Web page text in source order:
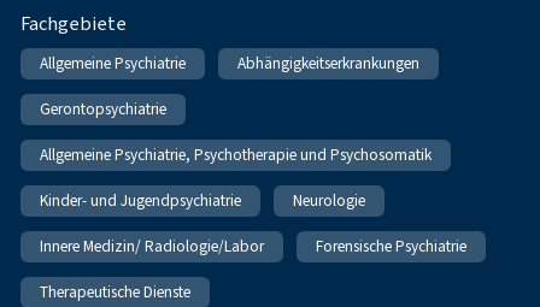
Fachgebiete
Allgemeine Psychiatrie Abhängigkeitserkrankungen
Gerontopsychiatrie
Allgemeine Psychiatrie, Psychotherapie und Psychosomatik
Kinder- und Jugendpsychiatrie Neurologie
Innere Medizin/ Radiologie/Labor Forensische Psychiatrie
Therapeutische Dienste